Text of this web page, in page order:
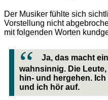
Der Musiker fühlte sich
Vorstellung nicht
mit folgenden Worten
Ja, das macht
wahnsinnig. Die
hin- und hergehen.
und ich hör auf.